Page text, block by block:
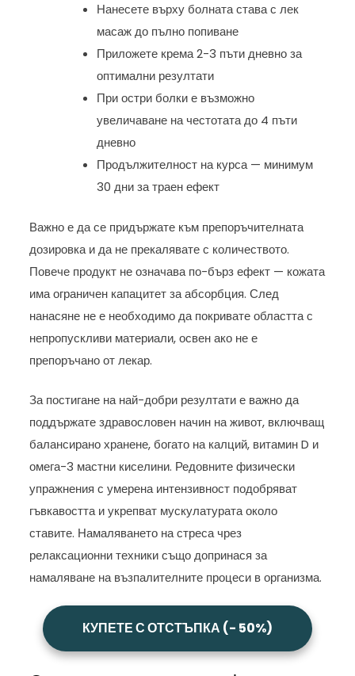
Нанесете върху болната става с лек
масаж до пълно попиване
Приложете крема 2-3 пъти дневно за
оптимални резултати
При остри болки е възможно
увеличаване на честотата до 4 пъти
дневно
Продължителност на курса — минимум
30 дни за траен ефект
Важно е да се придържате към препоръчителната
дозировка и да не прекалявате с количеството.
Повече продукт не означава по-бърз ефект — кожата
има ограничен капацитет за абсорбция. След
нанасяне не е необходимо да покривате областта с
непропускливи материали, освен ако не е
препоръчано от лекар.
За постигане на най-добри резултати е важно да
поддържате здравословен начин на живот, включващ
балансирано хранене, богато на калций, витамин D и
омега-3 мастни киселини. Редовните физически
упражнения с умерена интензивност подобряват
гъвкавостта и укрепват мускулатурата около
ставите. Намаляването на стреса чрез
релаксационни техники също допринася за
намаляване на възпалителните процеси в организма.
КУПЕТЕ С ОТСТЪПКА (- 50%)